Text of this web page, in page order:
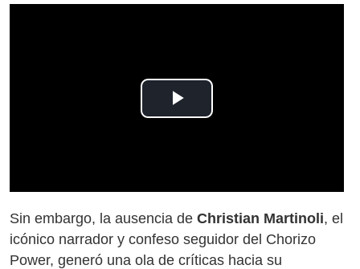
Play
Sin embargo, la ausencia de Christian Martinoli, el
icónico narrador y confeso seguidor del Chorizo
Power, generó una ola de críticas hacia su